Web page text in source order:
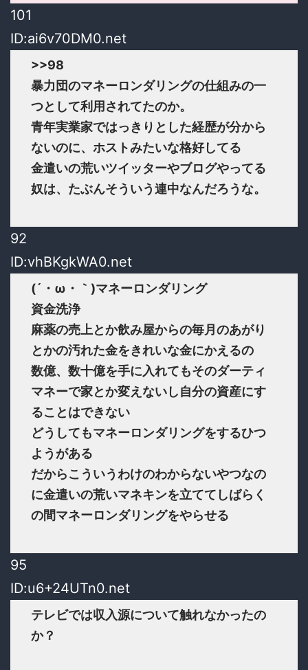
101
ID:ai6v70DM0.net
>>98
暴力団のマネーロンダリングの仕組みの一
つとして利用されてたのか。
青年実業家ではっきりとした経歴が分から
ないのに、ホストみたいな格好してる
金遣いの荒いツイッターやブログやってる
奴は、たぶんそういう連中なんだろうな。
92
ID:vhBKgkWA0.net
(´・ω・｀)マネーロンダリング
資金洗浄
麻薬の売上とか飲み屋からの毎月のあがり
とかの汚れた金をきれいな金にかえるの
数億、数十億を手に入れてもそのダーティ
マネーで家とか変えないし自分の資産にす
ることはできない
どうしてもマネーロンダリングをするひつ
ようがある
だからこういうわけのわからないやつなの
に金遣いの荒いマネキンを立ててしばらく
の間マネーロンダリングをやらせる
95
ID:u6+24UTn0.net
テレビでは収入源について触れなかったの
か？